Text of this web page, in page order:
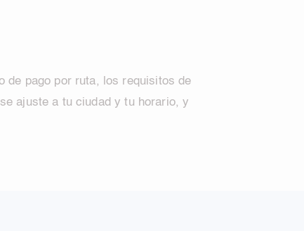
de pago por ruta, los requisitos de
ajuste a tu ciudad y tu horario, y